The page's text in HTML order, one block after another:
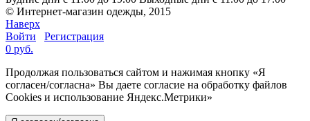
© Интернет-магазин одежды, 2015
Наверх
Войти
Регистрация
0 руб.
Продолжая пользоваться сайтом и нажимая кнопку «Я
согласен/согласна» Вы даете согласие на обработку файлов
Cookies и использование Яндекс.Метрики»